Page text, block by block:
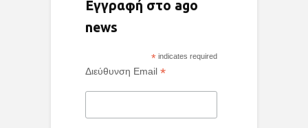
Εγγραφή στο ago
news
* indicates required
Διεύθυνση Email *